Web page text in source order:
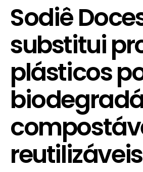
Sodiê
substitui
plásticos
reutilizáveis